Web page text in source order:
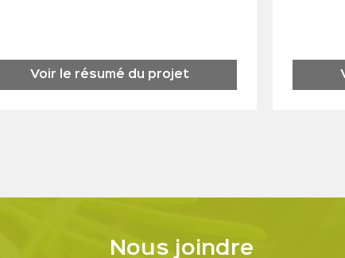
Voir le résumé du projet
Nous joindre